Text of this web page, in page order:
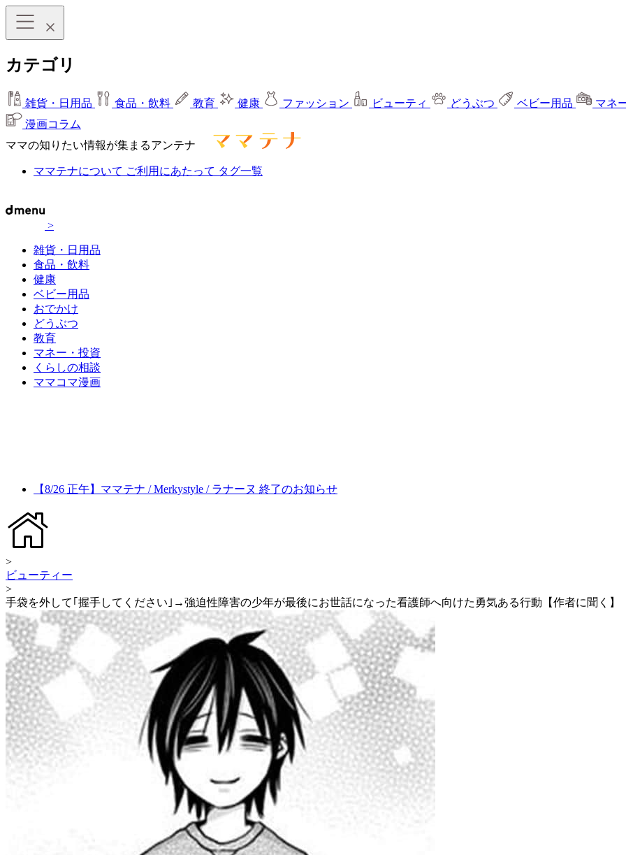
カテゴリ
雑貨・日用品 食品・飲料 教育 健康 ファッション ビューティ どうぶつ ベビー用品 マネ
漫画コラム
ママの知りたい情報が集まるアンテナ
ママテナについて ご利用にあたって タグ一覧
>
雑貨・日用品
食品・飲料
健康
ベビー用品
おでかけ
どうぶつ
教育
マネー・投資
くらしの相談
ママコマ漫画
【8/26 正午】ママテナ / Merkystyle / ラナーヌ 終了のお知らせ
>
ビューティー
>
手袋を外して｢握手してください｣→強迫性障害の少年が最後にお世話になった看護師へ向けた勇気ある行動【作者に聞く】